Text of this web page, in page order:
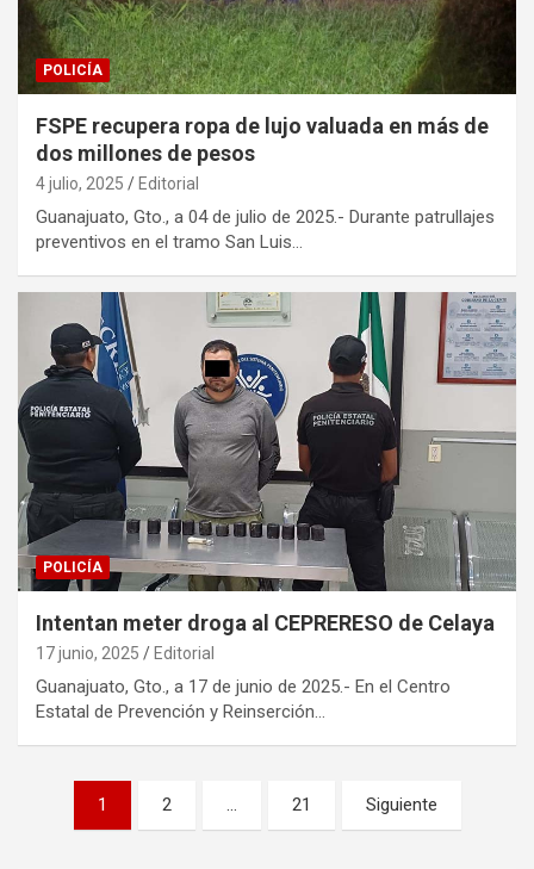
POLICÍA
FSPE recupera ropa de lujo valuada en más de
dos millones de pesos
4 julio, 2025 Editorial
Guanajuato, Gto., a 04 de julio de 2025.- Durante patrullajes
preventivos en el tramo San Luis…
POLICÍA
Intentan meter droga al CEPRERESO de Celaya
17 junio, 2025 Editorial
Guanajuato, Gto., a 17 de junio de 2025.- En el Centro
Estatal de Prevención y Reinserción…
Paginación
1 2 … 21 Siguiente